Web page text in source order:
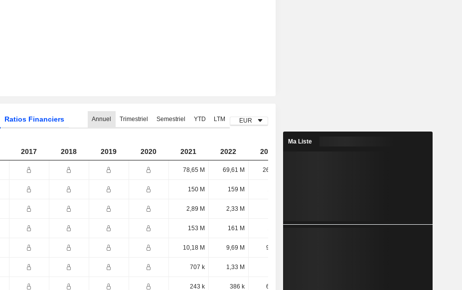
Ratios Financiers Annuel Trimestriel Semestriel YTD LTM EUR
2017 2018 2019 2020 2021 2022 2023
78,65 M 69,61 M 26,06 M
150 M 159 M
2,89 M 2,33 M
153 M 161 M
10,18 M 9,69 M 9,31 M
707 k 1,33 M
243 k 386 k 6,88 M
Ma Liste